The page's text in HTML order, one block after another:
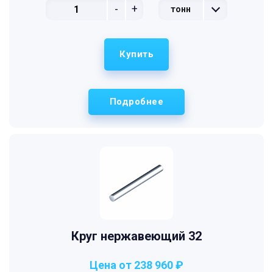
- + тонн
Подробнее
Купить
Круг нержавеющий 32
Цена от 238 960 ₽